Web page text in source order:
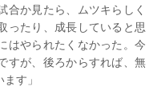
合か見たら、ムツキらしく
ったり、成長していると思
はやられたくなかった。今
すが、後ろからすれば、無
す」